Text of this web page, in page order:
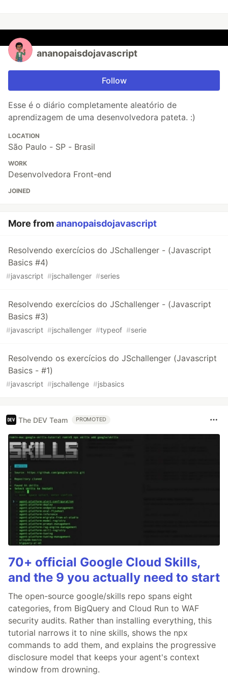
ananopaisdojavascript
Follow
Esse é o diário completamente aleatório de
aprendizagem de uma desenvolvedora pateta. :)
LOCATION
São Paulo - SP - Brasil
WORK
Desenvolvedora Front-end
JOINED
More fromananopaisdojavascript
Resolvendo exercícios do JSchallenger - (Javascript
Basics #4)
#javascript #jschallenger #series
Resolvendo exercícios do JSchallenger - (Javascript
Basics #3)
#javascript #jschallenger #typeof #serie
Resolvendo os exercícios do JSchallenger (Javascript
Basics - #1)
#javascript #jschallenge #jsbasics
The DEV Team PROMOTED
70+ official Google Cloud Skills,
and the 9 you actually need to start
The open-source google/skills repo spans eight
categories, from BigQuery and Cloud Run to WAF
security audits. Rather than installing everything, this
tutorial narrows it to nine skills, shows the npx
commands to add them, and explains the progressive
disclosure model that keeps your agent's context
window from drowning.